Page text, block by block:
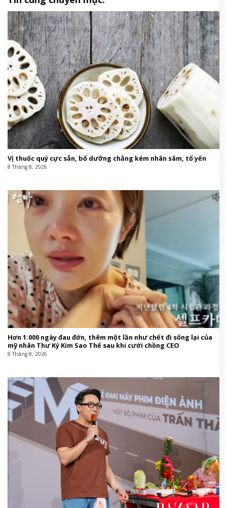
Vị thuốc quý cực sẵn, bổ dưỡng chẳng kém nhân sâm, tổ yến
8 Tháng 8, 2026
Hơn 1.000 ngày đau đớn, thêm một lần như chết đi sống lại của
mỹ nhân Thư Ký Kim Sao Thế sau khi cưới chồng CEO
8 Tháng 8, 2026